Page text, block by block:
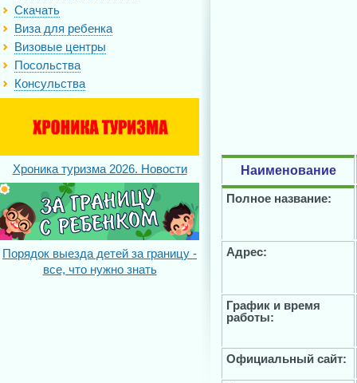
Скачать
Виза для ребенка
Визовые центры
Посольства
Консульства
Хроника туризма 2026. Новости
Порядок выезда детей за границу -
все, что нужно знать
Наименование
Полное название:
Адрес:
График и время
работы:
Официальный сайт: